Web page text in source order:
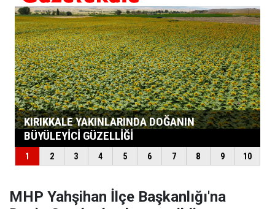
MHP Yahşihan İlçe Başkanlığı'na